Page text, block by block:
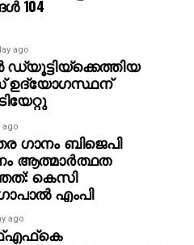
104
ago
ഉദ്യോഗസ്ഥന്
ago
ഗാനം ബിജെപി
ആത്മാര്‍ത്ഥത
കെസി
എംപി
ago